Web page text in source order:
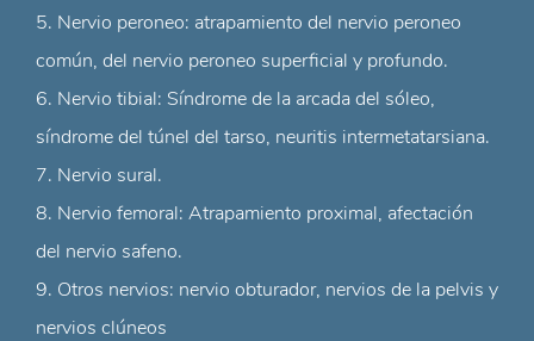
5. Nervio peroneo: atrapamiento del nervio peroneo
común, del nervio peroneo superficial y profundo.
6. Nervio tibial: Síndrome de la arcada del sóleo,
síndrome del túnel del tarso, neuritis intermetatarsiana.
7. Nervio sural.
8. Nervio femoral: Atrapamiento proximal, afectación
del nervio safeno.
9. Otros nervios: nervio obturador, nervios de la pelvis y
nervios clúneos